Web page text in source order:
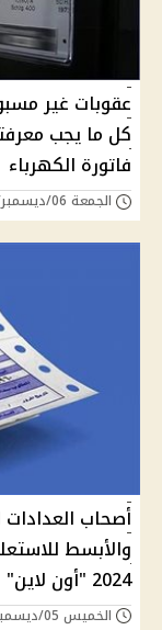
عقوبات غير
كل ما يجب
فاتورة
الجمعة 06/ديسمبر/2024 - 08:30 م
أصحاب
والأبسط
2024 "أون لاين"
الخميس 05/ديسمبر/2024 - 12:22 ص